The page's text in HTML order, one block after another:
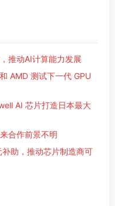
推动AI计算能力发展
AMD 测试下一代 GPU
AI 芯片打造日本最大
合作前景不明
助，推动芯片制造商可